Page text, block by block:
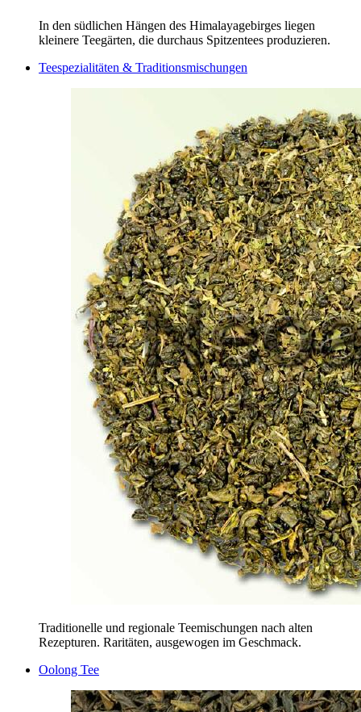
In den südlichen Hängen des Himalayagebirges liegen
kleinere Teegärten, die durchaus Spitzentees produzieren.
Teespezialitäten & Traditionsmischungen
Traditionelle und regionale Teemischungen nach alten
Rezepturen. Raritäten, ausgewogen im Geschmack.
Oolong Tee